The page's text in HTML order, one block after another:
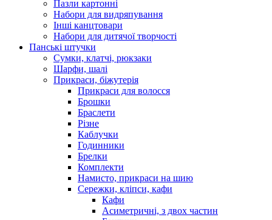
Пазли картонні
Набори для видряпування
Інші канцтовари
Набори для дитячої творчості
Панські штучки
Сумки, клатчі, рюкзаки
Шарфи, шалі
Прикраси, біжутерія
Прикраси для волосся
Брошки
Браслети
Різне
Каблучки
Годинники
Брелки
Комплекти
Намисто, прикраси на шию
Сережки, кліпси, кафи
Кафи
Асиметричні, з двох частин